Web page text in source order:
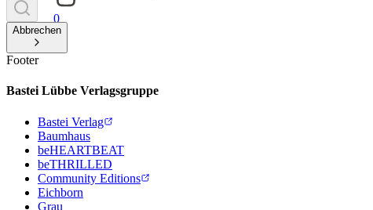
0
Abbrechen
Footer
Bastei Lübbe Verlagsgruppe
Bastei Verlag
Baumhaus
beHEARTBEAT
beTHRILLED
Community Editions
Eichborn
Grau